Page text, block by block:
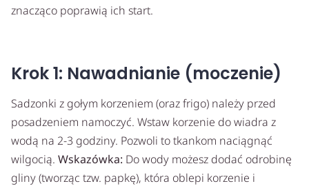
znacząco poprawią ich start.
Krok 1: Nawadnianie (moczenie)
Sadzonki z gołym korzeniem (oraz frigo) należy przed
posadzeniem namoczyć. Wstaw korzenie do wiadra z
wodą na 2-3 godziny. Pozwoli to tkankom naciągnąć
wilgocią. Wskazówka: Do wody możesz dodać odrobinę
gliny (tworząc tzw. papkę), która oblepi korzenie i